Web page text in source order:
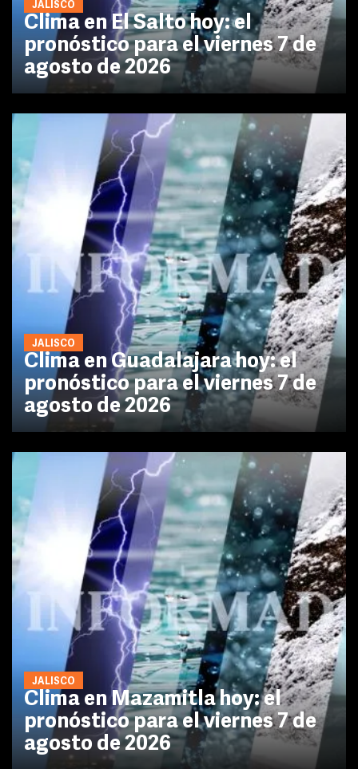
JALISCO
Clima en El Salto hoy: el
pronóstico para el viernes 7 de
agosto de 2026
JALISCO
Clima en Guadalajara hoy: el
pronóstico para el viernes 7 de
agosto de 2026
JALISCO
Clima en Mazamitla hoy: el
pronóstico para el viernes 7 de
agosto de 2026